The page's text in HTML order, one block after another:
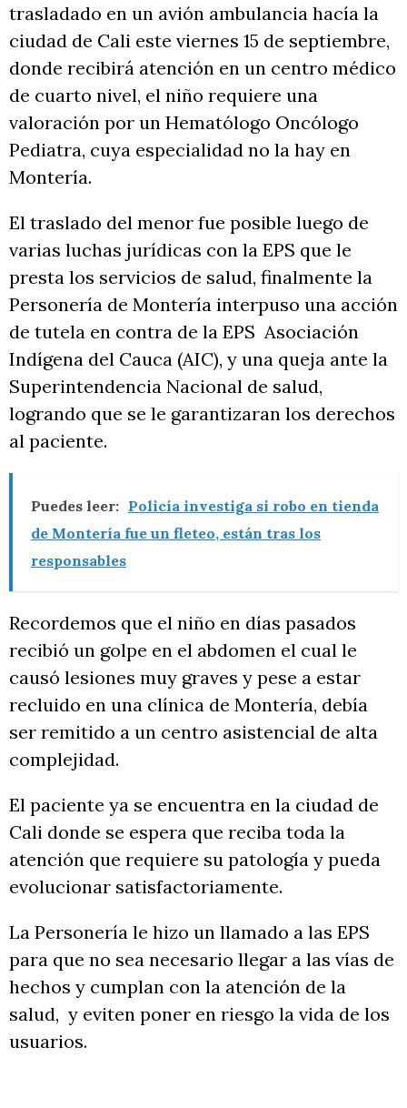
trasladado en un avión ambulancia hacía la
ciudad de Cali este viernes 15 de septiembre,
donde recibirá atención en un centro médico
de cuarto nivel, el niño requiere una
valoración por un Hematólogo Oncólogo
Pediatra, cuya especialidad no la hay en
Montería.
El traslado del menor fue posible luego de
varias luchas jurídicas con la EPS que le
presta los servicios de salud, finalmente la
Personería de Montería interpuso una acción
de tutela en contra de la EPS Asociación
Indígena del Cauca (AIC), y una queja ante la
Superintendencia Nacional de salud,
logrando que se le garantizaran los derechos
al paciente.
Puedes leer: Policía investiga si robo en tienda
de Montería fue un fleteo, están tras los
responsables
Recordemos que el niño en días pasados
recibió un golpe en el abdomen el cual le
causó lesiones muy graves y pese a estar
recluido en una clínica de Montería, debía
ser remitido a un centro asistencial de alta
complejidad.
El paciente ya se encuentra en la ciudad de
Cali donde se espera que reciba toda la
atención que requiere su patología y pueda
evolucionar satisfactoriamente.
La Personería le hizo un llamado a las EPS
para que no sea necesario llegar a las vías de
hechos y cumplan con la atención de la
salud, y eviten poner en riesgo la vida de los
usuarios.